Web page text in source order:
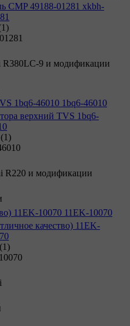
CMP 49188-01281 xkbh-
R380LC-9 и модификации
1bq6-46010 1bq6-46010
верхний TVS 1bq6-
R220 и модификации
11EK-10070 11EK-10070
качество) 11EK-